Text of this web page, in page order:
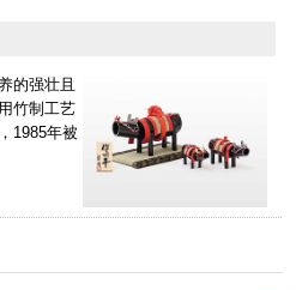
的强壮且
竹制工艺
1985年被